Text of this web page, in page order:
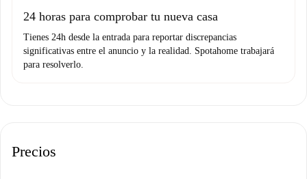
24 horas para comprobar tu nueva casa
Tienes 24h desde la entrada para reportar discrepancias
significativas entre el anuncio y la realidad. Spotahome trabajará
para resolverlo.
Precios